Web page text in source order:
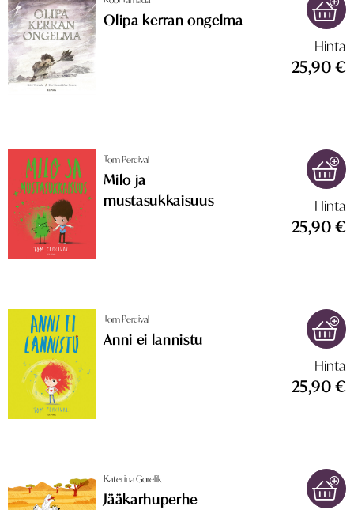
Hinta
25,90 €
Olipa kerran ongelma
Hinta
25,90 €
Tom Percival
Milo ja
mustasukkaisuus
Hinta
25,90 €
Tom Percival
Anni ei lannistu
Katerina Gorelik
Jääkarhuperhe